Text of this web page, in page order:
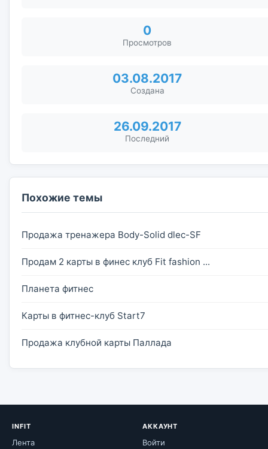
0
Просмотров
03.08.2017
Создана
26.09.2017
Последний
Похожие темы
Продажа тренажера Body-Solid dlec-SF
Продам 2 карты в финес клуб Fit fashion ...
Планета фитнес
Карты в фитнес-клуб Start7
Продажа клубной карты Паллада
INFIT
Лента
АККАУНТ
Войти